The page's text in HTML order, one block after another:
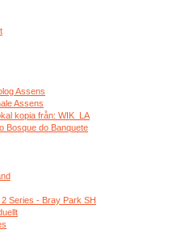
Assens
Assens
kopia från: WIK_LA
Bosque do Banquete
Series - Bray Park SH